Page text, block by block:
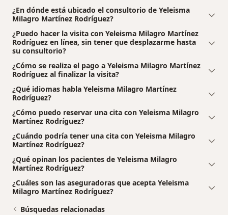
¿En dónde está ubicado el consultorio de Yeleisma
Milagro Martínez Rodríguez?
¿Puedo hacer la visita con Yeleisma Milagro Martínez
Rodríguez en línea, sin tener que desplazarme hasta
su consultorio?
¿Cómo se realiza el pago a Yeleisma Milagro Martínez
Rodríguez al finalizar la visita?
¿Qué idiomas habla Yeleisma Milagro Martínez
Rodríguez?
¿Cómo puedo reservar una cita con Yeleisma Milagro
Martínez Rodríguez?
¿Cuándo podría tener una cita con Yeleisma Milagro
Martínez Rodríguez?
¿Qué opinan los pacientes de Yeleisma Milagro
Martínez Rodríguez?
¿Cuáles son las aseguradoras que acepta Yeleisma
Milagro Martínez Rodríguez?
Búsquedas relacionadas